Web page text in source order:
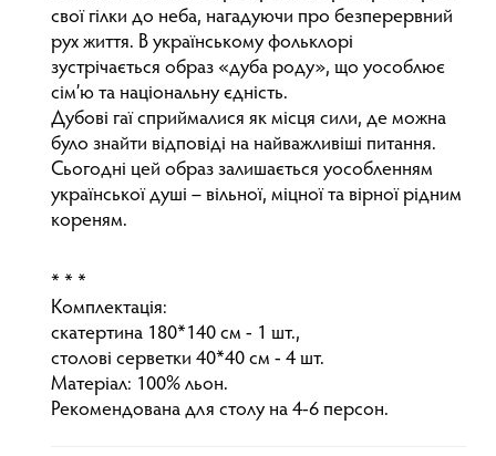
свої гілки до неба, нагадуючи про безперервний
рух життя. В українському фольклорі
зустрічається образ «дуба роду», що уособлює
сім’ю та національну єдність.
Дубові гаї сприймалися як місця сили, де можна
було знайти відповіді на найважливіші питання.
Сьогодні цей образ залишається уособленням
української душі – вільної, міцної та вірної рідним
кореням.
* * *
Комплектація:
скатертина 180*140 см - 1 шт.,
столові серветки 40*40 см - 4 шт.
Матеріал: 100% льон.
Рекомендована для столу на 4-6 персон.